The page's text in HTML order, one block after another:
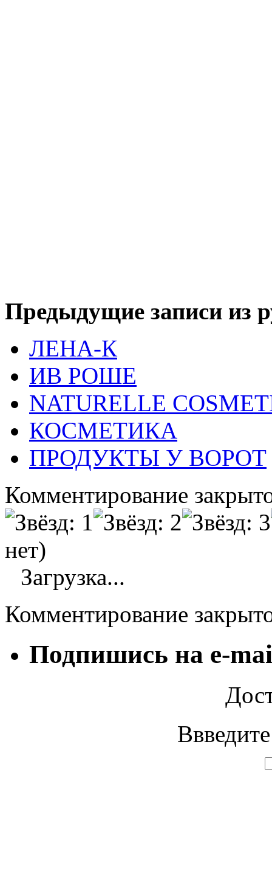
Предыдущие записи из
ЛЕНА-К
ИВ РОШЕ
NATURELLE
КОСМЕТИКА
ПРОДУКТЫ У ВОРОТ
Комментирование
нет)
Загрузка...
Комментирование
Подпишись на e-